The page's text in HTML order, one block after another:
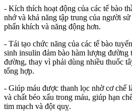
- Kích thích hoạt động của các tế bào
nhớ và khả năng tập trung của người
phấn khích và năng động hơn.
- Tái tạo chức năng của các tế bào
sinh insulin đảm bào hàm lượng đường
đường, thay vì phải dùng nhiều thuốc
tổng hợp.
- Giúp máu được thanh lọc nhờ cơ chế
và chất béo xấu trong máu, giúp hạn
tim mạch và đột quỵ.